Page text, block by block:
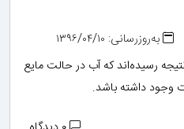
به‌روزرسانی: ۱۳۹۶/۰۴/۱۰
رسیده‌اند که آب در حالت مایع
وجود داشته باشد.